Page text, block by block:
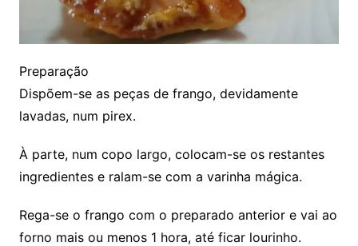
Preparação
Dispõem-se as peças de frango, devidamente
lavadas, num pirex.
À parte, num copo largo, colocam-se os restantes
ingredientes e ralam-se com a varinha mágica.
Rega-se o frango com o preparado anterior e vai ao
forno mais ou menos 1 hora, até ficar lourinho.